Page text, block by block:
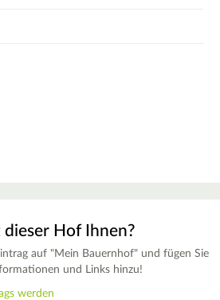
dieser Hof Ihnen?
auf "Mein Bauernhof" und fügen Sie
und Links hinzu!
werden